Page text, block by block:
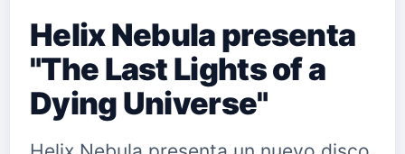
Helix Nebula presenta
"The Last Lights of a
Dying Universe"